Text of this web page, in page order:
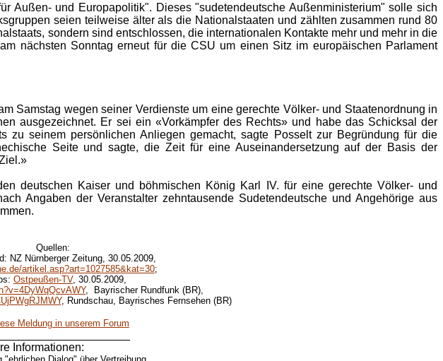
Außen- und Europapolitik". Dieses "sudetendeutsche Außenministerium" solle sich
seien teilweise älter als die Nationalstaaten und zählten zusammen rund 80
sondern sind entschlossen, die internationalen Kontakte mehr und mehr in die
nächsten Sonntag erneut für die CSU um einen Sitz im europäischen Parlament
Samstag wegen seiner Verdienste um eine gerechte Völker- und Staatenordnung in
ausgezeichnet. Er sei ein «Vorkämpfer des Rechts» und habe das Schicksal der
zu seinem persönlichen Anliegen gemacht, sagte Posselt zur Begründung für die
Seite und sagte, die Zeit für eine Auseinandersetzung auf der Basis der
deutschen Kaiser und böhmischen König Karl IV. für eine gerechte Völker- und
Angaben der Veranstalter zehntausende Sudetendeutsche und Angehörige aus
Quellen:
NZ Nürnberger Zeitung, 30.05.2009,
artikel.asp?art=1027585&kat=30;
Ostpeußen-TV, 30.05.2009,
, Bayrischer Rundfunk (BR),
, Rundschau, Bayrisches Fernsehen (BR)
Meldung in unserem Forum
Informationen: